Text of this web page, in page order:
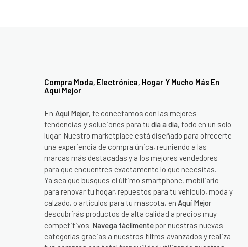
Compra Moda, Electrónica, Hogar Y Mucho Más En
Aquí Mejor
En Aquí Mejor, te conectamos con las mejores
tendencias y soluciones para tu día a día, todo en un solo
lugar. Nuestro marketplace está diseñado para ofrecerte
una experiencia de compra única, reuniendo a las
marcas más destacadas y a los mejores vendedores
para que encuentres exactamente lo que necesitas.
Ya sea que busques el último smartphone, mobiliario
para renovar tu hogar, repuestos para tu vehículo, moda y
calzado, o artículos para tu mascota, en Aquí Mejor
descubrirás productos de alta calidad a precios muy
competitivos. Navega fácilmente por nuestras nuevas
categorías gracias a nuestros filtros avanzados y realiza